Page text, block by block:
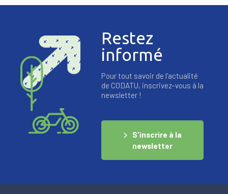
Restez
informé
Pour tout savoir de l'actualité
de CODATU, inscrivez-vous à la
newsletter !
S'inscrire à la
newsletter